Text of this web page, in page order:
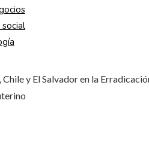
y El Salvador en la